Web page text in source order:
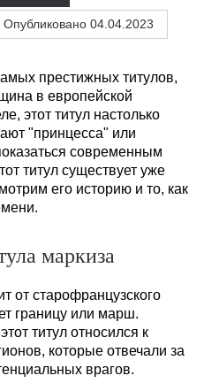
Опубликовано 04.04.2023
престижных титулов,
в европейской
этот титул настолько
"принцесса" или
современным
титул существует уже
его историю и то, как
маркиза
от старофранцузского
границу или марш.
титул относился к
которые отвечали за
врагов.